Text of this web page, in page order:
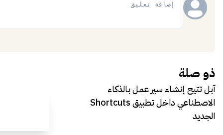
ذو صلة
آبل تتيح إنشاء سير عمل بالذكاء
الاصطناعي داخل تطبيق Shortcuts
الجديد